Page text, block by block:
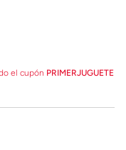
el cupón PRIMERJUGUETE